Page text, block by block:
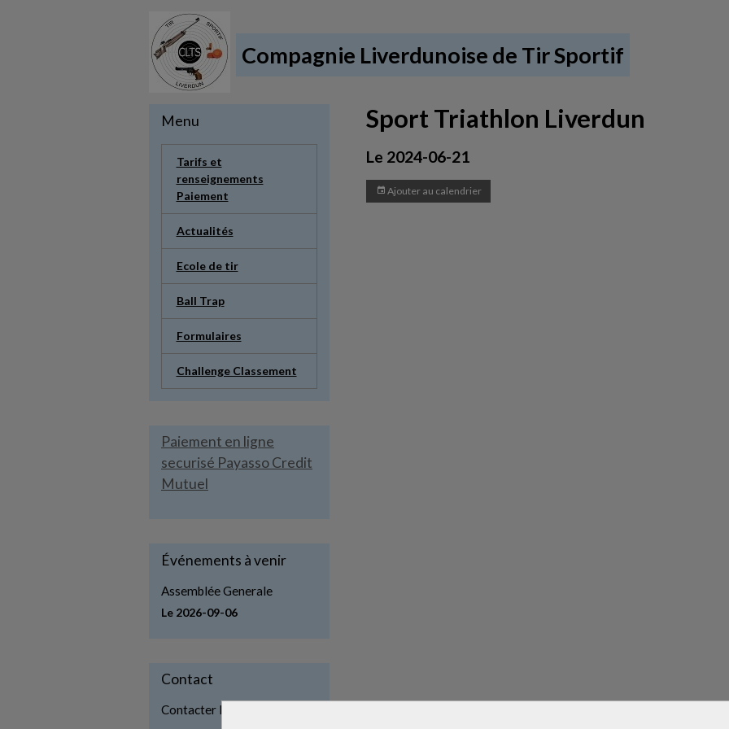
Compagnie Liverdunoise de Tir Sportif
Sport Triathlon Liverdun
Le 2024-06-21
Ajouter au calendrier
Menu
Tarifs et
renseignements
Paiement
Actualités
Ecole de tir
Ball Trap
Formulaires
Challenge Classement
Paiement en ligne
securisé Payasso Credit
Mutuel
Événements à venir
Assemblée Generale
Le 2026-09-06
Contact
Contacter la CLTS